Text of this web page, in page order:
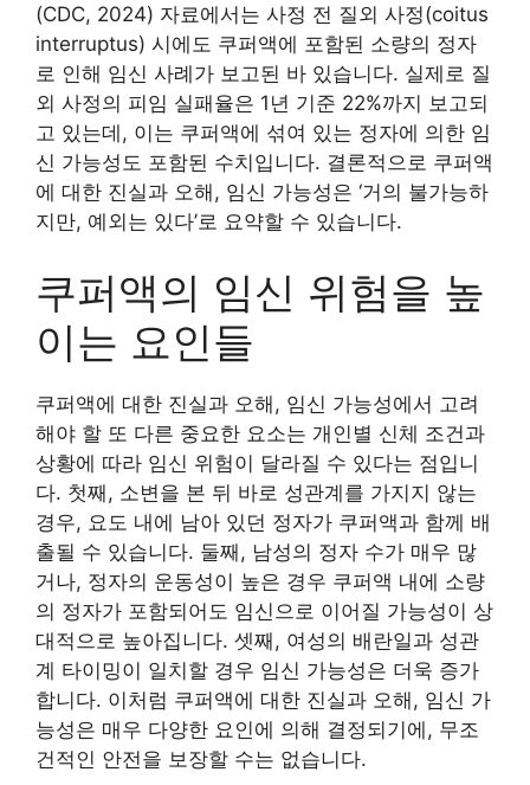
(CDC, 2024) 자료에서는 사정 전 질외 사정(coitus
interruptus) 시에도 쿠퍼액에 포함된 소량의 정자
로 인해 임신 사례가 보고된 바 있습니다. 실제로 질
외 사정의 피임 실패율은 1년 기준 22%까지 보고되
고 있는데, 이는 쿠퍼액에 섞여 있는 정자에 의한 임
신 가능성도 포함된 수치입니다. 결론적으로 쿠퍼액
에 대한 진실과 오해, 임신 가능성은 ‘거의 불가능하
지만, 예외는 있다’로 요약할 수 있습니다.
쿠퍼액의 임신 위험을 높
이는 요인들
쿠퍼액에 대한 진실과 오해, 임신 가능성에서 고려
해야 할 또 다른 중요한 요소는 개인별 신체 조건과
상황에 따라 임신 위험이 달라질 수 있다는 점입니
다. 첫째, 소변을 본 뒤 바로 성관계를 가지지 않는
경우, 요도 내에 남아 있던 정자가 쿠퍼액과 함께 배
출될 수 있습니다. 둘째, 남성의 정자 수가 매우 많
거나, 정자의 운동성이 높은 경우 쿠퍼액 내에 소량
의 정자가 포함되어도 임신으로 이어질 가능성이 상
대적으로 높아집니다. 셋째, 여성의 배란일과 성관
계 타이밍이 일치할 경우 임신 가능성은 더욱 증가
합니다. 이처럼 쿠퍼액에 대한 진실과 오해, 임신 가
능성은 매우 다양한 요인에 의해 결정되기에, 무조
건적인 안전을 보장할 수는 없습니다.